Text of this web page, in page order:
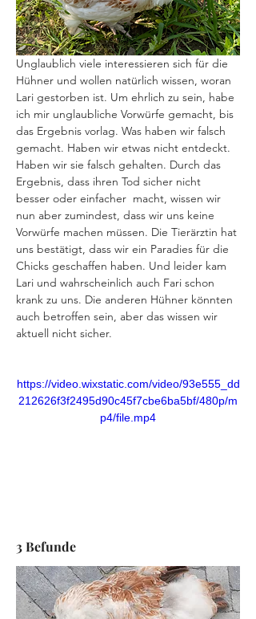
Unglaublich viele interessieren sich für die
Hühner und wollen natürlich wissen, woran
Lari gestorben ist. Um ehrlich zu sein, habe
ich mir unglaubliche Vorwürfe gemacht, bis
das Ergebnis vorlag. Was haben wir falsch
gemacht. Haben wir etwas nicht entdeckt.
Haben wir sie falsch gehalten. Durch das
Ergebnis, dass ihren Tod sicher nicht
besser oder einfacher  macht, wissen wir
nun aber zumindest, dass wir uns keine
Vorwürfe machen müssen. Die Tierärztin hat
uns bestätigt, dass wir ein Paradies für die
Chicks geschaffen haben. Und leider kam
Lari und wahrscheinlich auch Fari schon
krank zu uns. Die anderen Hühner könnten
auch betroffen sein, aber das wissen wir
aktuell nicht sicher.
https://video.wixstatic.com/video/93e555_dd
212626f3f2495d90c45f7cbe6ba5bf/480p/m
p4/file.mp4
3 Befunde